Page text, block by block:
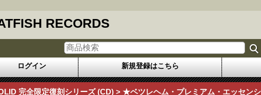
RECORDS
ログイン 新規登録はこちら
完全限定復刻シリーズ (CD) > ★ベツレヘム・プレミアム・エッセン